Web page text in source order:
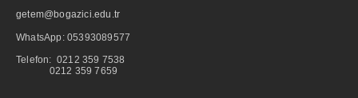
getem@bogazici.edu.tr
WhatsApp: 05393089577
Telefon: 0212 359 7538
0212 359 7659